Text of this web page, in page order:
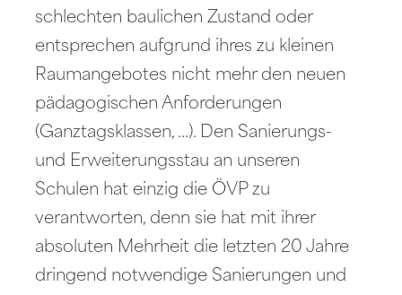
schlechten baulichen Zustand oder
entsprechen aufgrund ihres zu kleinen
Raumangebotes nicht mehr den neuen
pädagogischen Anforderungen
(Ganztagsklassen, …). Den Sanierungs-
und Erweiterungsstau an unseren
Schulen hat einzig die ÖVP zu
verantworten, denn sie hat mit ihrer
absoluten Mehrheit die letzten 20 Jahre
dringend notwendige Sanierungen und